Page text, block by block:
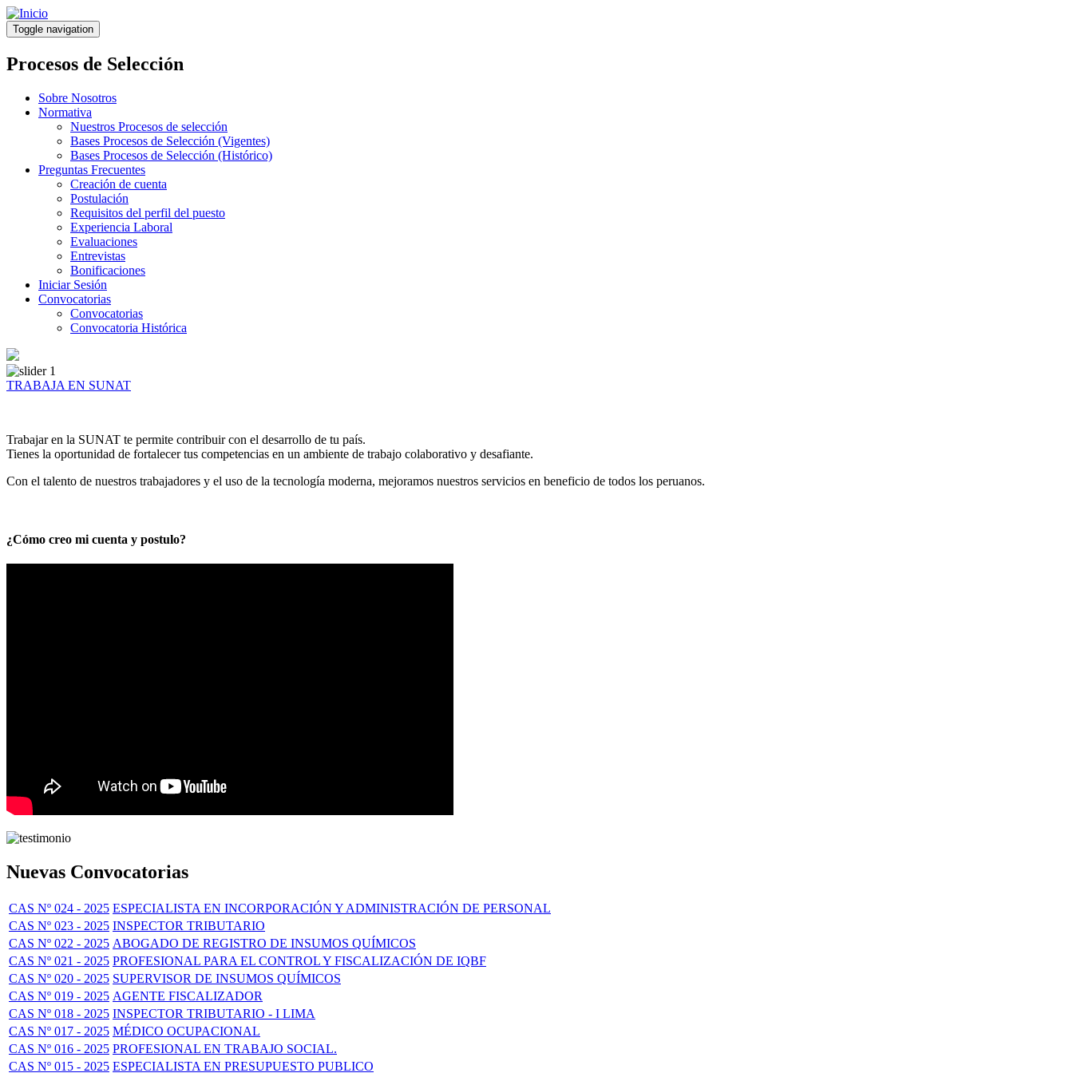
Pasar
al
contenido
principal
Toggle navigation
Procesos de Selección
Sobre Nosotros
Normativa
Nuestros Procesos de selección
Bases Procesos de Selección (Vigentes)
Bases Procesos de Selección (Histórico)
Preguntas Frecuentes
Creación de cuenta
Postulación
Requisitos del perfil del puesto
Experiencia Laboral
Evaluaciones
Entrevistas
Bonificaciones
Iniciar Sesión
Convocatorias
Convocatorias
Convocatoria Histórica
TRABAJA EN SUNAT
Trabajar en la SUNAT te permite contribuir con el desarrollo de tu país.
Tienes la oportunidad de fortalecer tus competencias en un ambiente de trabajo colaborativo y desafiante.
Con el talento de nuestros trabajadores y el uso de la tecnología moderna, mejoramos nuestros servicios en beneficio de todos los peruanos.
¿Cómo creo mi cuenta y postulo?
Nuevas Convocatorias
CAS Nº 024 - 2025 ESPECIALISTA EN INCORPORACIÓN Y ADMINISTRACIÓN DE PERSONAL
CAS Nº 023 - 2025 INSPECTOR TRIBUTARIO
CAS Nº 022 - 2025 ABOGADO DE REGISTRO DE INSUMOS QUÍMICOS
CAS Nº 021 - 2025 PROFESIONAL PARA EL CONTROL Y FISCALIZACIÓN DE IQBF
CAS Nº 020 - 2025 SUPERVISOR DE INSUMOS QUÍMICOS
CAS Nº 019 - 2025 AGENTE FISCALIZADOR
CAS Nº 018 - 2025 INSPECTOR TRIBUTARIO - I LIMA
CAS Nº 017 - 2025 MÉDICO OCUPACIONAL
CAS Nº 016 - 2025 PROFESIONAL EN TRABAJO SOCIAL.
CAS Nº 015 - 2025 ESPECIALISTA EN PRESUPUESTO PUBLICO